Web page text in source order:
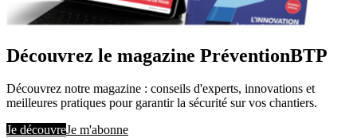
Découvrez le magazine PréventionBTP
Découvrez notre magazine : conseils d'experts, innovations et
meilleures pratiques pour garantir la sécurité sur vos chantiers.
Je découvreJe m'abonne